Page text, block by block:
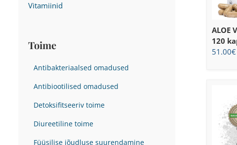
ALOE
120
51.00€
Vitamiinid
Toime
Antibakteriaalsed omadused
Antibiootilised omadused
Detoksifitseeriv toime
Diureetiline toime
Füüsilise jõudluse suurendamine